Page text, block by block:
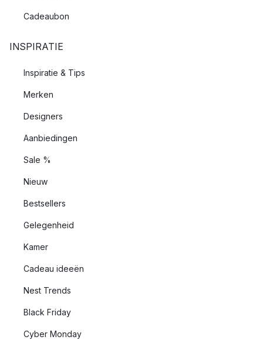
Cadeaubon
INSPIRATIE
Inspiratie & Tips
Merken
Designers
Aanbiedingen
Sale %
Nieuw
Bestsellers
Gelegenheid
Kamer
Cadeau ideeën
Nest Trends
Black Friday
Cyber Monday